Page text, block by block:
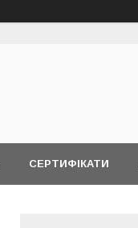
СЕРТИФІКАТИ